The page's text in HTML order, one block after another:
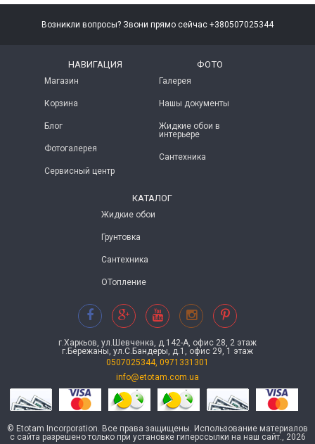
Возникли вопросы? Звони прямо сейчас +380507025344
НАВИГАЦИЯ
Магазин
Корзина
Блог
Фотогалерея
Сервисный центр
ФОТО
Галерея
Нашы документы
Жидкие обои в
интерьере
Сантехника
КАТАЛОГ
Жидкие обои
Грунтовка
Сантехника
ОТопление
г.Харкьов, ул.Шевченка, д.142-А, офис 28, 2 этаж
г.Бережаны, ул.С.Бандеры, д.1, офис 29, 1 этаж
0507025344, 0971331301
info@etotam.com.ua
© Etotam Incorporation. Все права защищены. Использование материалов
с сайта разрешено только при установке гиперссылки на наш сайт., 2026